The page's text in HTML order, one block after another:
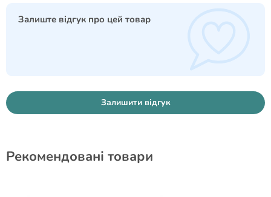
Залиште відгук про цей товар
Залишити відгук
Рекомендовані товари